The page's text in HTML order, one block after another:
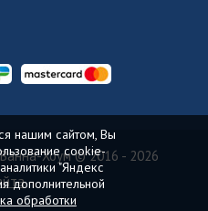
Хоум© 2016 - 2026
нашим сайтом, Вы
cookie-
"Яндекс
дополнительной
обработки